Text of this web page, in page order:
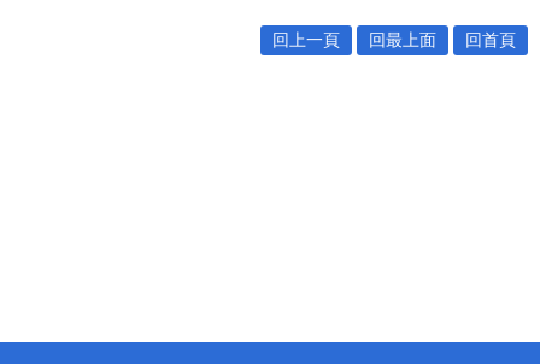
回上一頁 回最上面 回首頁